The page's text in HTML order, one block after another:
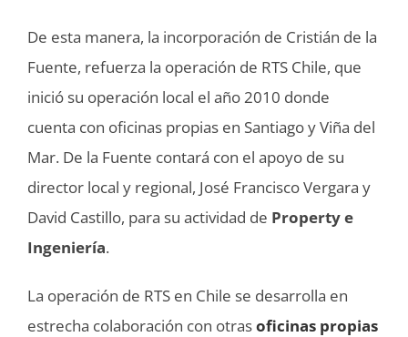
De esta manera, la incorporación de Cristián de la
Fuente, refuerza la operación de RTS Chile, que
inició su operación local el año 2010 donde
cuenta con oficinas propias en Santiago y Viña del
Mar. De la Fuente contará con el apoyo de su
director local y regional, José Francisco Vergara y
David Castillo, para su actividad de Property e
Ingeniería.
La operación de RTS en Chile se desarrolla en
estrecha colaboración con otrasoficinas propias